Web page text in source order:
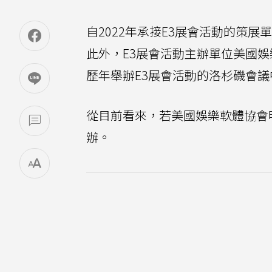
自2022年承接E3展會活動的策展
此外，E3展會活動主辦單位美國
歷年舉辦E3展會活動的洛杉磯會
從目前看來，若美國娛樂軟體協
辦。